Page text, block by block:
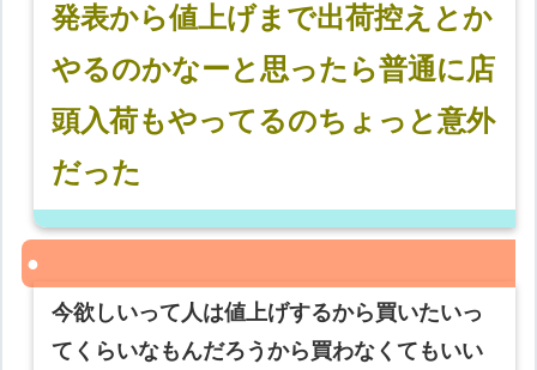
発表から値上げまで出荷控えとか
やるのかなーと思ったら普通に店
頭入荷もやってるのちょっと意外
だった
今欲しいって人は値上げするから買いたいっ
てくらいなもんだろうから買わなくてもいい